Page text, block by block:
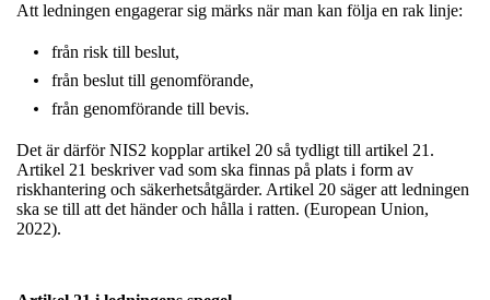
Att ledningen engagerar sig märks när man kan följa en rak linje:
från risk till beslut,
från beslut till genomförande,
från genomförande till bevis.
Det är därför NIS2 kopplar artikel 20 så tydligt till artikel 21.
Artikel 21 beskriver vad som ska finnas på plats i form av
riskhantering och säkerhetsåtgärder. Artikel 20 säger att ledningen
ska se till att det händer och hålla i ratten. (European Union,
2022).